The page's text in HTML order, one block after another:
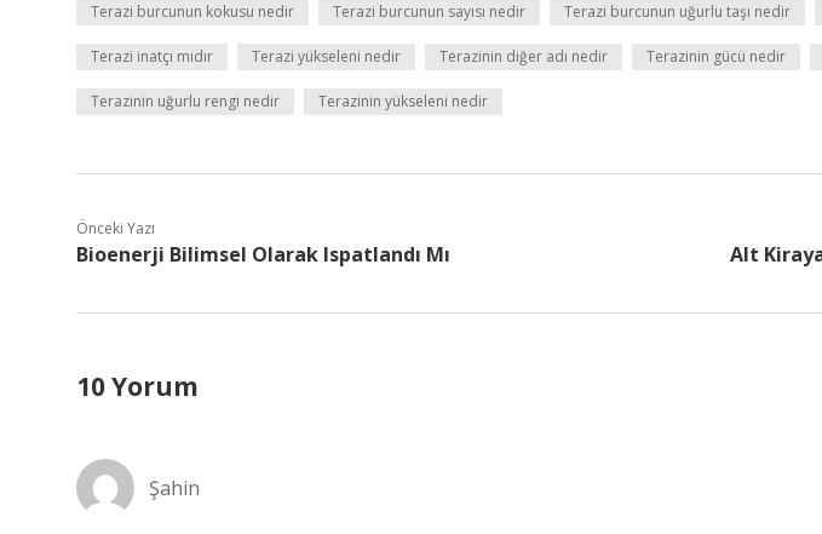
Terazi burcunun kokusu nedir Terazi burcunun sayısı nedir Terazi burcunun uğurlu taşı nedir
Terazi inatçı mıdır Terazi yükseleni nedir Terazinin diğer adı nedir Terazinin gücü nedir
Terazinin uğurlu rengi nedir Terazinin yükseleni nedir
Önceki Yazı
Bioenerji Bilimsel Olarak Ispatlandı Mı Alt
10 Yorum
Şahin